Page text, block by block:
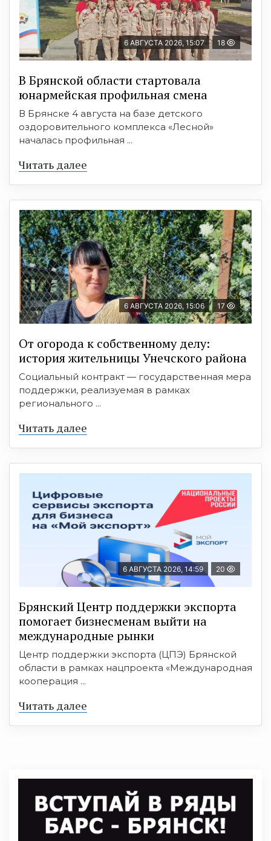
6 АВГУСТА 2026, 15:07 18
В Брянской области стартовала
юнармейская профильная смена
В Брянске 4 августа на базе детского
оздоровительного комплекса «Лесной»
началась профильная ...
Читать далее
6 АВГУСТА 2026, 15:06 17
От огорода к собственному делу:
история жительницы Унечского района
Социальный контракт — государственная мера
поддержки, реализуемая в рамках
регионального ...
Читать далее
6 АВГУСТА 2026, 14:59 20
Брянский Центр поддержки экспорта
помогает бизнесменам выйти на
международные рынки
Центр поддержки экспорта (ЦПЭ) Брянской
области в рамках нацпроекта «Международная
кооперация ...
Читать далее